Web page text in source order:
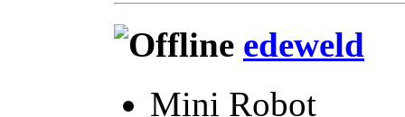
edeweld
Mini Robot